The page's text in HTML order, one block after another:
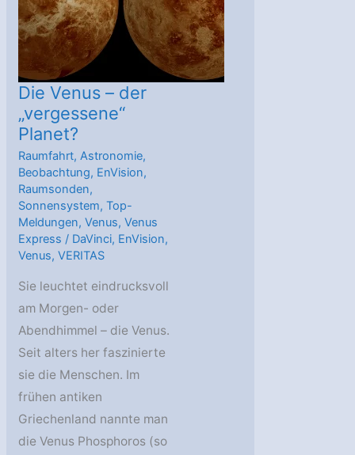
Die Venus – der
„vergessene“
Planet?
Raumfahrt,Astronomie,
Beobachtung, EnVision,
Raumsonden,
Sonnensystem,Top-
Meldungen,Venus,Venus
Express / DaVinci, EnVision,
Venus,VERITAS
Sie leuchtet eindrucksvoll
am Morgen- oder
Abendhimmel – die Venus.
Seit alters her faszinierte
sie die Menschen. Im
frühen antiken
Griechenland nannte man
die Venus Phosphoros (so